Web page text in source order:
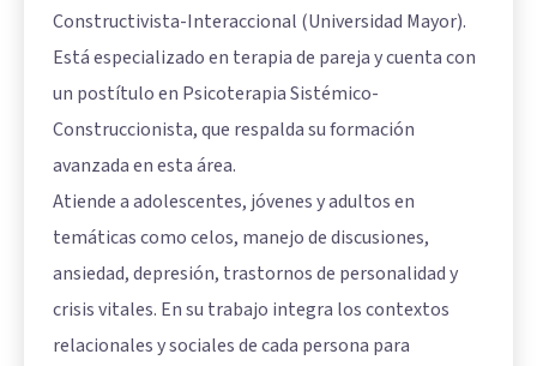
Constructivista-Interaccional (Universidad Mayor).
Está especializado en terapia de pareja y cuenta con
un postítulo en Psicoterapia Sistémico-
Construccionista, que respalda su formación
avanzada en esta área.
Atiende a adolescentes, jóvenes y adultos en
temáticas como celos, manejo de discusiones,
ansiedad, depresión, trastornos de personalidad y
crisis vitales. En su trabajo integra los contextos
relacionales y sociales de cada persona para